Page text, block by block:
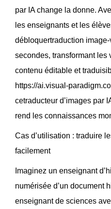
par IAchange la donne.
les enseignants et les
débloquertraduction
secondes, transformant les
contenu éditable et
https://ai.visual-
cetraducteur d’images par
rend les connaissances
Cas d’utilisation : traduire
facilement
Imaginez un enseignant
numérisée d’un document
enseignant de sciences